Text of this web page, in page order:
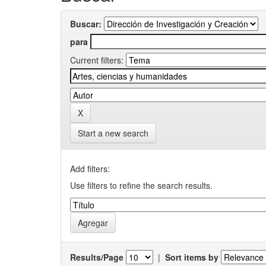
Buscar:
para
Current filters:
Start a new search
Add filters:
Use filters to refine the search results.
Results/Page | Sort items by